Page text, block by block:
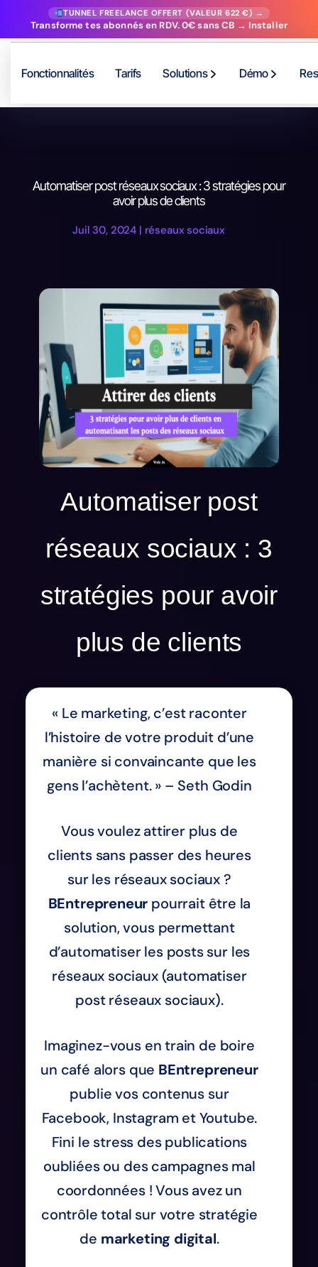
TUNNEL FREELANCE OFFERT (VALEUR 622 €) →
Transforme tes abonnés en RDV. 0€ sans CB → Installer
Fonctionnalités Tarifs Solutions Démo
Automatiser post réseaux sociaux : 3 stratégies pour
avoir plus de clients
Juil 30, 2024 | réseaux sociaux
Automatiser post
réseaux sociaux : 3
stratégies pour avoir
plus de clients
« Le marketing, c’est raconter
l’histoire de votre produit d’une
manière si convaincante que les
gens l’achètent. » – Seth Godin
Vous voulez attirer plus de
clients sans passer des heures
sur les réseaux sociaux ?
BEntrepreneur pourrait être la
solution, vous permettant
d’automatiser les posts sur les
réseaux sociaux (automatiser
post réseaux sociaux).
Imaginez-vous en train de boire
un café alors que BEntrepreneur
publie vos contenus sur
Facebook, Instagram et Youtube.
Fini le stress des publications
oubliées ou des campagnes mal
coordonnées ! Vous avez un
contrôle total sur votre stratégie
de marketing digital.